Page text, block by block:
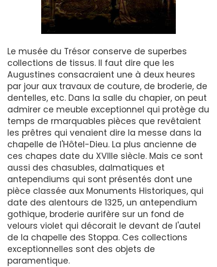
Le musée du Trésor conserve de superbes
collections de tissus. Il faut dire que les
Augustines consacraient une à deux heures
par jour aux travaux de couture, de broderie, de
dentelles, etc. Dans la salle du chapier, on peut
admirer ce meuble exceptionnel qui protège du
temps de rmarquables pièces que revêtaient
les prêtres qui venaient dire la messe dans la
chapelle de l'Hôtel-Dieu. La plus ancienne de
ces chapes date du XVIIIe siècle. Mais ce sont
aussi des chasubles, dalmatiques et
antependiums qui sont présentés dont une
pièce classée aux Monuments Historiques, qui
date des alentours de 1325, un antependium
gothique, broderie aurifère sur un fond de
velours violet qui décorait le devant de l'autel
de la chapelle des Stoppa. Ces collections
exceptionnelles sont des objets de
paramentique.